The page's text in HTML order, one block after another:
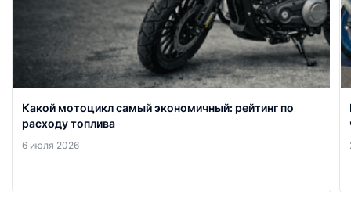
Какой мотоцикл самый экономичный: рейтинг по
расходу топлива
6 июля 2026